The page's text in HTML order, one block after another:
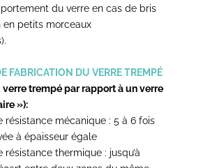
du verre en cas de bris
petits morceaux
FABRICATION DU VERRE TREMPÉ
verre trempé par rapport à un verre
»):
résistance mécanique : 5 à 6 fois
à épaisseur égale
résistance thermique : jusqu’à